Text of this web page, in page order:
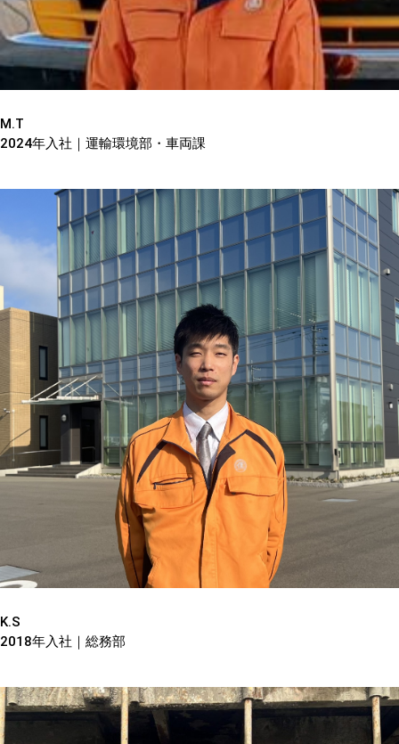
M.T
2024年入社｜運輸環境部・車両課
K.S
2018年入社｜総務部